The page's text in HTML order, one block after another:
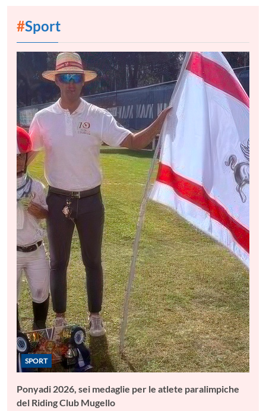
#Sport
SPORT
Ponyadi 2026, sei medaglie per le atlete paralimpiche
del Riding Club Mugello